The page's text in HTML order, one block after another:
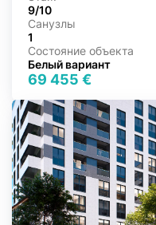
9/10
Санузлы
1
Состояние объекта
Белый вариант
69 455 €